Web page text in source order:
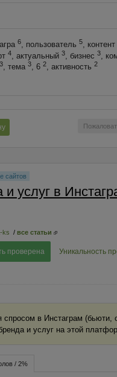
6, пользователь 5, контент
4, актуальный 3, бизнес 3,
3, тема 3, 6 2, активность 2
сайтов
услуг в
ks / все статьи
проверена Уникальность
в Инстаграм (бьюти,
и услуг на этой
/ 2%